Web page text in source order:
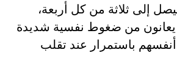
إلى ثلاثة من كل أربعة،
يعانون من ضغوط نفسية شديدة
أنفسهم باستمرار عند تقلب